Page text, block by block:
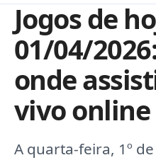
Jogos de
01/04/
onde
vivo online
A quarta-feira, 1º